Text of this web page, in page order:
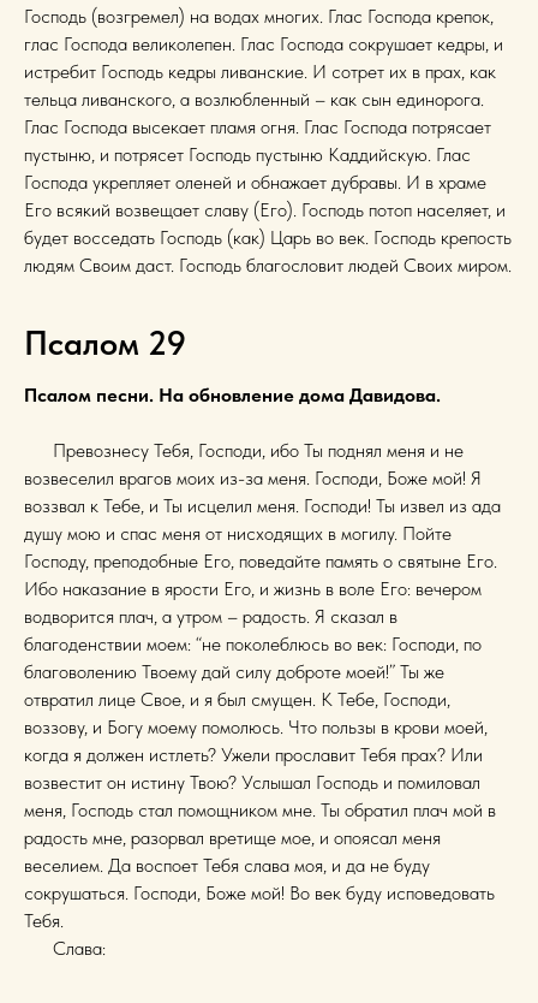
Господь (возгремел) на водах многих. Глас Господа крепок,
глас Господа великолепен. Глас Господа сокрушает кедры, и
истребит Господь кедры ливанские. И сотрет их в прах, как
тельца ливанского, а возлюбленный – как сын единорога.
Глас Господа высекает пламя огня. Глас Господа потрясает
пустыню, и потрясет Господь пустыню Каддийскую. Глас
Господа укрепляет оленей и обнажает дубравы. И в храме
Его всякий возвещает славу (Его). Господь потоп населяет, и
будет восседать Господь (как) Царь во век. Господь крепость
людям Своим даст. Господь благословит людей Своих миром.
Псалом 29
Псалом песни. На обновление дома Давидова.
Превознесу Тебя, Господи, ибо Ты поднял меня и не
возвеселил врагов моих из-за меня. Господи, Боже мой! Я
воззвал к Тебе, и Ты исцелил меня. Господи! Ты извел из ада
душу мою и спас меня от нисходящих в могилу. Пойте
Господу, преподобные Его, поведайте память о святыне Его.
Ибо наказание в ярости Его, и жизнь в воле Его: вечером
водворится плач, а утром – радость. Я сказал в
благоденствии моем: “не поколеблюсь во век: Господи, по
благоволению Твоему дай силу доброте моей!” Ты же
отвратил лице Свое, и я был смущен. К Тебе, Господи,
воззову, и Богу моему помолюсь. Что пользы в крови моей,
когда я должен истлеть? Ужели прославит Тебя прах? Или
возвестит он истину Твою? Услышал Господь и помиловал
меня, Господь стал помощником мне. Ты обратил плач мой в
радость мне, разорвал вретище мое, и опоясал меня
веселием. Да воспоет Тебя слава моя, и да не буду
сокрушаться. Господи, Боже мой! Во век буду исповедовать
Тебя.
Слава: